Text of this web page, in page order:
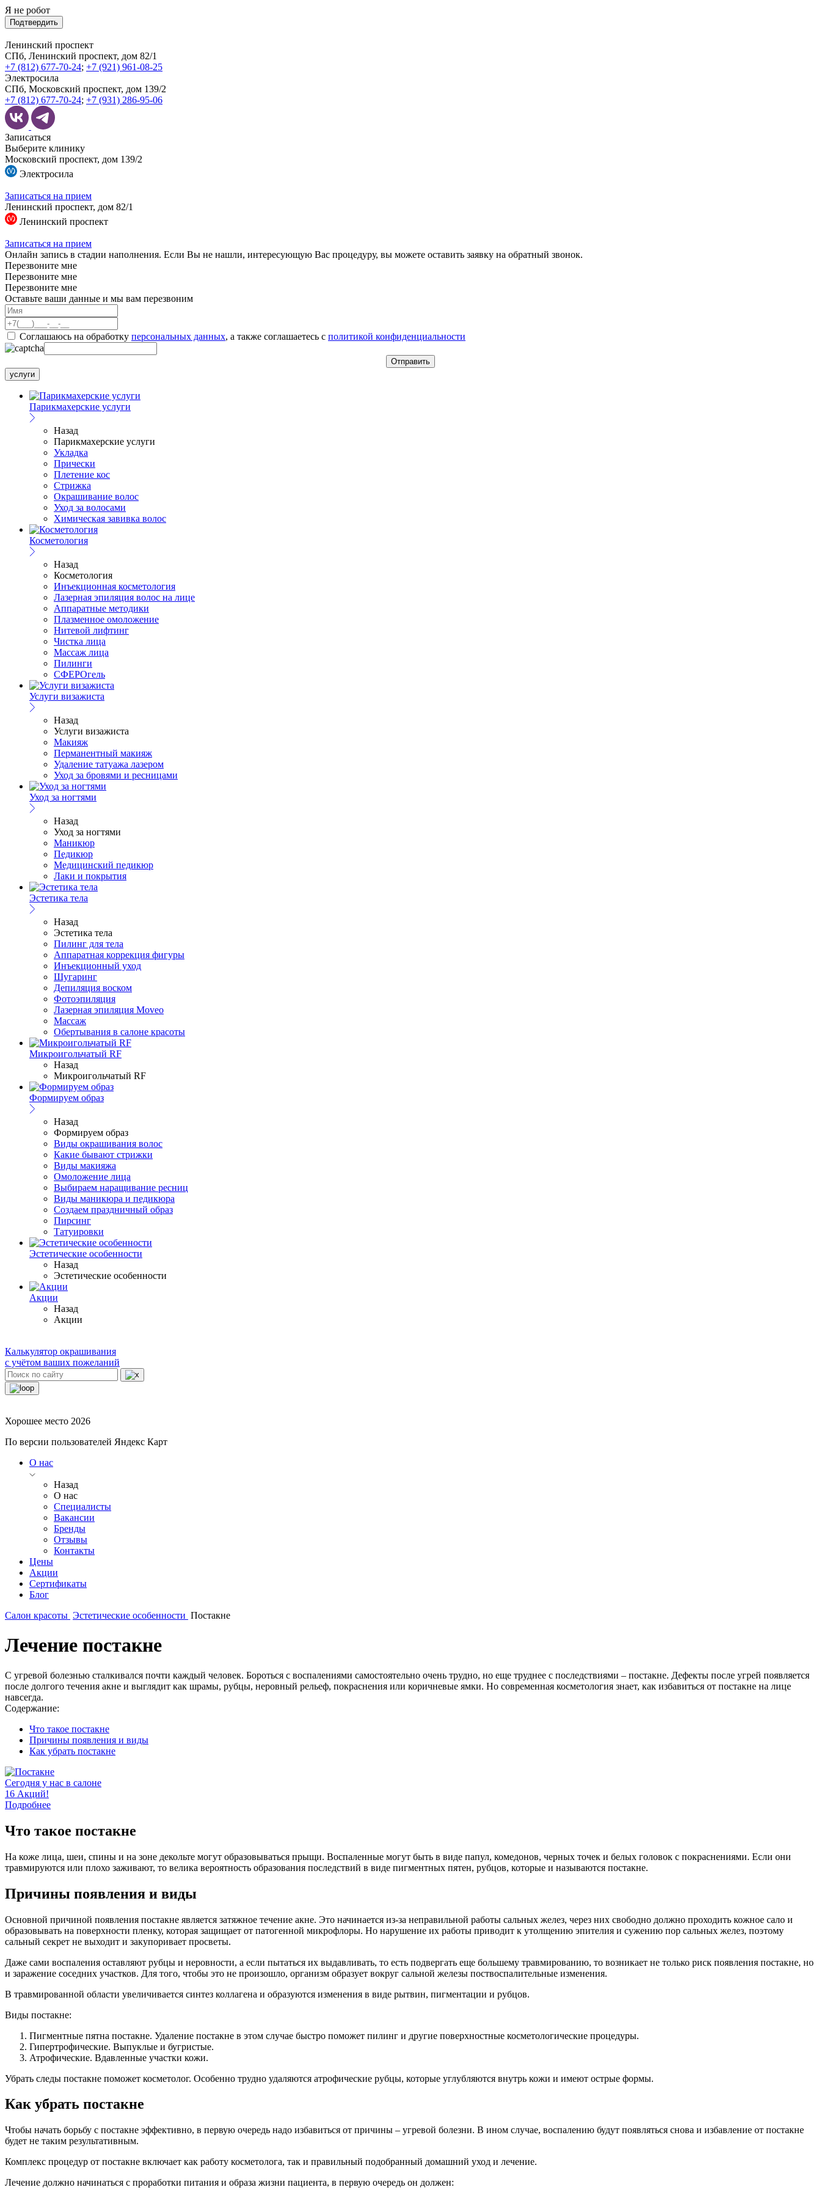
Я не робот
Подтвердить
Ленинский проспект
СПб, Ленинский проспект, дом 82/1
+7 (812) 677-70-24; +7 (921) 961-08-25
Электросила
СПб, Московский проспект, дом 139/2
+7 (812) 677-70-24; +7 (931) 286-95-06
Записаться
Выберите клинику
Московский проспект, дом 139/2
Электросила
Записаться на прием
Ленинский проспект, дом 82/1
Ленинский проспект
Записаться на прием
Онлайн запись в стадии наполнения. Если Вы не нашли, интересующую Вас процедуру, вы можете оставить заявку на обратный звонок.
Перезвоните мне
Перезвоните мне
Перезвоните мне
Оставьте ваши данные и мы вам перезвоним
Соглашаюсь на обработку персональных данных, а также соглашаетесь c политикой конфиденциальности
услуги
Парикмахерские услуги
Назад
Парикмахерские услуги
Укладка
Прически
Плетение кос
Стрижка
Окрашивание волос
Уход за волосами
Химическая завивка волос
Косметология
Назад
Косметология
Инъекционная косметология
Лазерная эпиляция волос на лице
Аппаратные методики
Плазменное омоложение
Нитевой лифтинг
Чистка лица
Массаж лица
Пилинги
СФЕРОгель
Услуги визажиста
Назад
Услуги визажиста
Макияж
Перманентный макияж
Удаление татуажа лазером
Уход за бровями и ресницами
Уход за ногтями
Назад
Уход за ногтями
Маникюр
Педикюр
Медицинский педикюр
Лаки и покрытия
Эстетика тела
Назад
Эстетика тела
Пилинг для тела
Аппаратная коррекция фигуры
Инъекционный уход
Шугаринг
Депиляция воском
Фотоэпиляция
Лазерная эпиляция Moveo
Массаж
Обертывания в салоне красоты
Микроигольчатый RF
Назад
Микроигольчатый RF
Формируем образ
Назад
Формируем образ
Виды окрашивания волос
Какие бывают стрижки
Виды макияжа
Омоложение лица
Выбираем наращивание ресниц
Виды маникюра и педикюра
Создаем праздничный образ
Пирсинг
Татуировки
Эстетические особенности
Назад
Эстетические особенности
Акции
Назад
Акции
Калькулятор окрашивания
с учётом ваших пожеланий
Хорошее место 2026
По версии пользователей Яндекс Карт
О нас
Назад
О нас
Специалисты
Вакансии
Бренды
Отзывы
Контакты
Цены
Акции
Сертификаты
Блог
Салон красоты Эстетические особенности Постакне
Лечение постакне
С угревой болезнью сталкивался почти каждый человек. Бороться с воспалениями самостоятельно очень трудно, но еще труднее с последствиями – постакне. Дефекты после угрей появляется
после долгого течения акне и выглядит как шрамы, рубцы, неровный рельеф, покраснения или коричневые ямки. Но современная косметология знает, как избавиться от постакне на лице
навсегда.
Содержание:
Что такое постакне
Причины появления и виды
Как убрать постакне
Сегодня у нас в салоне
16 Акций!
Подробнее
Что такое постакне
На коже лица, шеи, спины и на зоне декольте могут образовываться прыщи. Воспаленные могут быть в виде папул, комедонов, черных точек и белых головок с покраснениями. Если они
травмируются или плохо заживают, то велика вероятность образования последствий в виде пигментных пятен, рубцов, которые и называются постакне.
Причины появления и виды
Основной причиной появления постакне является затяжное течение акне. Это начинается из-за неправильной работы сальных желез, через них свободно должно проходить кожное сало и
образовывать на поверхности пленку, которая защищает от патогенной микрофлоры. Но нарушение их работы приводит к утолщению эпителия и сужению пор сальных желез, поэтому
сальный секрет не выходит и закупоривает просветы.
Даже сами воспаления оставляют рубцы и неровности, а если пытаться их выдавливать, то есть подвергать еще большему травмированию, то возникает не только риск появления постакне, но
и заражение соседних участков. Для того, чтобы это не произошло, организм образует вокруг сальной железы поствоспалительные изменения.
В травмированной области увеличивается синтез коллагена и образуются изменения в виде рытвин, пигментации и рубцов.
Виды постакне:
Пигментные пятна постакне. Удаление постакне в этом случае быстро поможет пилинг и другие поверхностные косметологические процедуры.
Гипертрофические. Выпуклые и бугристые.
Атрофические. Вдавленные участки кожи.
Убрать следы постакне поможет косметолог. Особенно трудно удаляются атрофические рубцы, которые углубляются внутрь кожи и имеют острые формы.
Как убрать постакне
Чтобы начать борьбу с постакне эффективно, в первую очередь надо избавиться от причины – угревой болезни. В ином случае, воспалению будут появляться снова и избавление от постакне
будет не таким результативным.
Комплекс процедур от постакне включает как работу косметолога, так и правильный подобранный домашний уход и лечение.
Лечение должно начинаться с проработки питания и образа жизни пациента, в первую очередь он должен: